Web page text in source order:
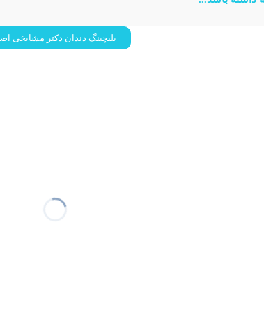
بلیچینگ دندان دکتر مشایخی